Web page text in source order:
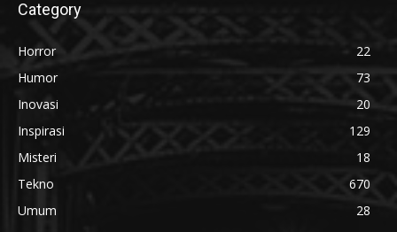
Category
Horror
22
Humor
73
Inovasi
20
Inspirasi
129
Misteri
18
Tekno
670
Umum
28